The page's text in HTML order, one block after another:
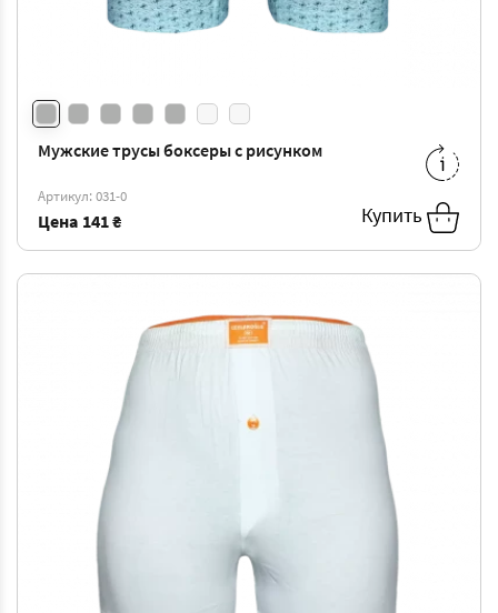
Мужские трусы боксеры с рисунком
Артикул: 031-0
Цена 141 ₴ Купить
S